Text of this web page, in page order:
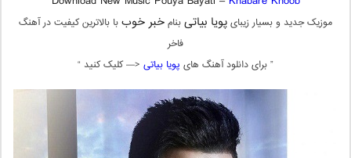
موزیک جدید و بسیار زیبایپویا بیاتیبنامخبر خوببا بالاترین کیفیت در آهنگ
فاخر
” برای دانلود آهنگ های پویا بیاتی <— کلیک کنید “